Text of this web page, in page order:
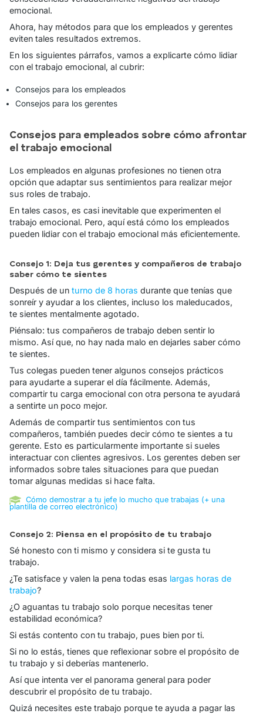
emocional.
Ahora, hay métodos para que los empleados y gerentes
eviten tales resultados extremos.
En los siguientes párrafos, vamos a explicarte cómo lidiar
con el trabajo emocional, al cubrir:
Consejos para los empleados
Consejos para los gerentes
Consejos para empleados sobre cómo afrontar
el trabajo emocional
Los empleados en algunas profesiones no tienen otra
opción que adaptar sus sentimientos para realizar mejor
sus roles de trabajo.
En tales casos, es casi inevitable que experimenten el
trabajo emocional. Pero, aquí está cómo los empleados
pueden lidiar con el trabajo emocional más eficientemente.
Consejo 1: Deja tus gerentes y compañeros de trabajo
saber cómo te sientes
Después de un turno de 8 horas durante que tenías que
sonreír y ayudar a los clientes, incluso los maleducados,
te sientes mentalmente agotado.
Piénsalo: tus compañeros de trabajo deben sentir lo
mismo. Así que, no hay nada malo en dejarles saber cómo
te sientes.
Tus colegas pueden tener algunos consejos prácticos
para ayudarte a superar el día fácilmente. Además,
compartir tu carga emocional con otra persona te ayudará
a sentirte un poco mejor.
Además de compartir tus sentimientos con tus
compañeros, también puedes decir cómo te sientes a tu
gerente. Esto es particularmente importante si sueles
interactuar con clientes agresivos. Los gerentes deben ser
informados sobre tales situaciones para que puedan
tomar algunas medidas si hace falta.
Cómo demostrar a tu jefe lo mucho que trabajas (+ una
plantilla de correo electrónico)
Consejo 2: Piensa en el propósito de tu trabajo
Sé honesto con ti mismo y considera si te gusta tu
trabajo.
¿Te satisface y valen la pena todas esas largas horas de
trabajo?
¿O aguantas tu trabajo solo porque necesitas tener
estabilidad económica?
Si estás contento con tu trabajo, pues bien por ti.
Si no lo estás, tienes que reflexionar sobre el propósito de
tu trabajo y si deberías mantenerlo.
Así que intenta ver el panorama general para poder
descubrir el propósito de tu trabajo.
Quizá necesites este trabajo porque te ayuda a pagar las